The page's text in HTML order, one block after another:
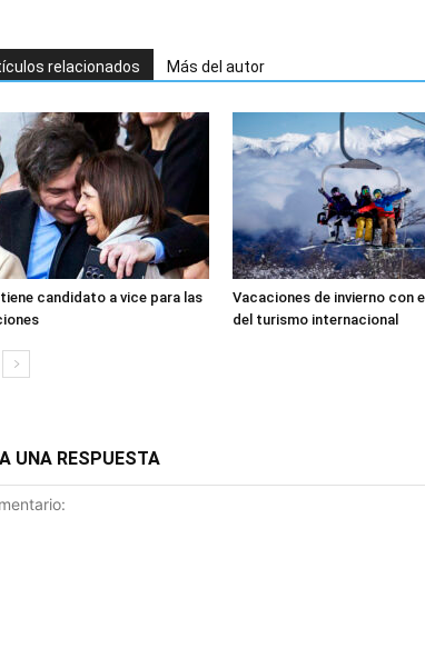
relacionados Más del autor
candidato a vice para las
Vacaciones de invierno con
del turismo internacional
UNA RESPUESTA